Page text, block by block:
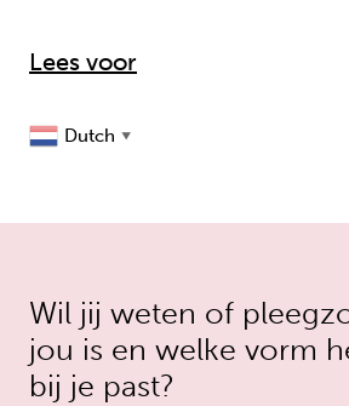
Lees voor
Dutch ▼
Wil jij weten of
jou is en welke vorm
bij je past?